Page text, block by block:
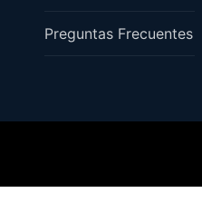
Preguntas Frecuentes